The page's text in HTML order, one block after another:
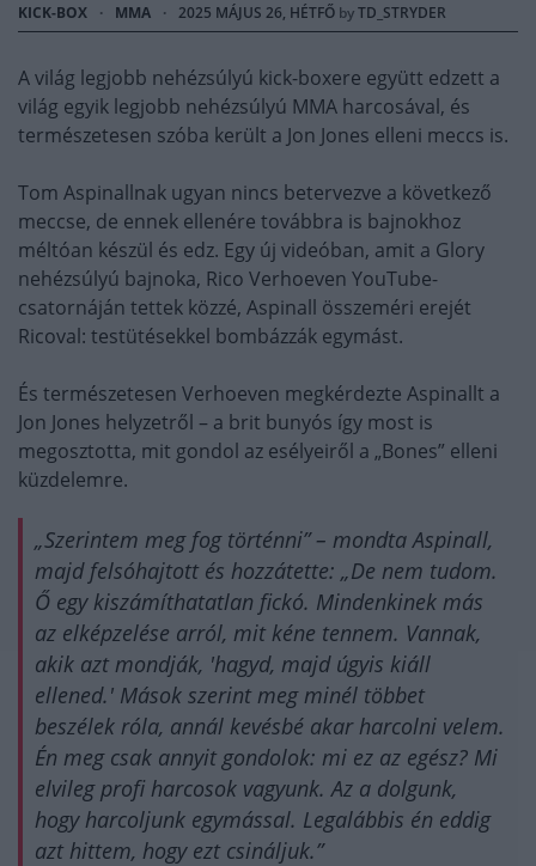
KICK-BOX · MMA · 2025 MÁJUS 26, HÉTFŐ byTD_STRYDER
A világ legjobb nehézsúlyú kick-boxere együtt edzett a
világ egyik legjobb nehézsúlyú MMA harcosával, és
természetesen szóba került a Jon Jones elleni meccs is.
Tom Aspinallnak ugyan nincs betervezve a következő
meccse, de ennek ellenére továbbra is bajnokhoz
méltóan készül és edz. Egy új videóban, amit a Glory
nehézsúlyú bajnoka, Rico Verhoeven YouTube-
csatornáján tettek közzé, Aspinall összeméri erejét
Ricoval: testütésekkel bombázzák egymást.
És természetesen Verhoeven megkérdezte Aspinallt a
Jon Jones helyzetről – a brit bunyós így most is
megosztotta, mit gondol az esélyeiről a „Bones” elleni
küzdelemre.
„Szerintem meg fog történni” – mondta Aspinall,
majd felsóhajtott és hozzátette: „De nem tudom.
Ő egy kiszámíthatatlan fickó. Mindenkinek más
az elképzelése arról, mit kéne tennem. Vannak,
akik azt mondják, 'hagyd, majd úgyis kiáll
ellened.' Mások szerint meg minél többet
beszélek róla, annál kevésbé akar harcolni velem.
Én meg csak annyit gondolok: mi ez az egész? Mi
elvileg profi harcosok vagyunk. Az a dolgunk,
hogy harcoljunk egymással. Legalábbis én eddig
azt hittem, hogy ezt csináljuk.”